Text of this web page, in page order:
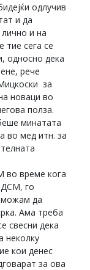
одлучив
и да
и на
сега се
односно дека
рече
за
новаци во
полза.
минатата
во мед итн. за
во време кога
го
можам да
Ама треба
свесни дека
неколку
кои денес
за ова